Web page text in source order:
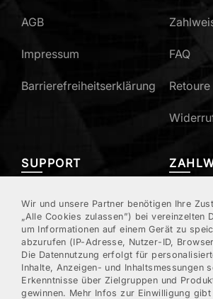
AGB
Impressum
Barrierefreiheitserklärung
FAQ
Retoure
SUPPORT
Mein Konto
Kundenregistrierung
Kontakt/Hotline
Wir und unsere Partner benötigen Ihre
„Alle Cookies zulassen”) bei vereinzelten
um Informationen auf einem Gerät zu
abzurufen (IP-Adresse, Nutzer-ID,
Die Datennutzung erfolgt für
Inhalte, Anzeigen- und Inhaltsmessungen
Erkenntnisse über Zielgruppen und
gewinnen. Mehr Infos zur Einwilligung